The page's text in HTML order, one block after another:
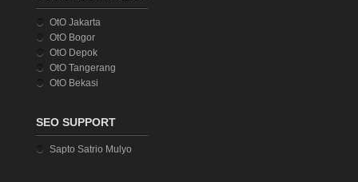
OtO Jakarta
OtO Bogor
OtO Depok
OtO Tangerang
OtO Bekasi
SEO SUPPORT
Sapto Satrio Mulyo